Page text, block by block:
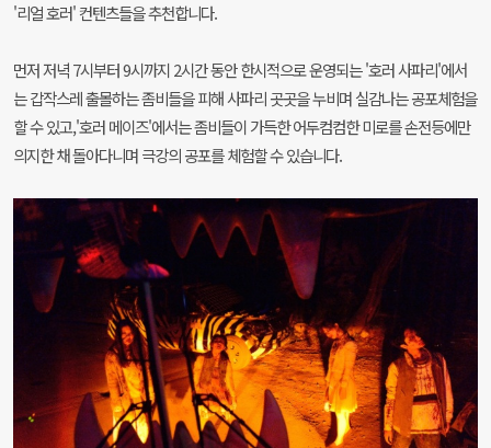
'리얼 호러' 컨텐츠들을 추천합니다.
먼저 저녁 7시부터 9시까지 2시간 동안 한시적으로 운영되는 '호러 사파리'에서
는 갑작스레 출몰하는 좀비들을 피해 사파리 곳곳을 누비며 실감나는 공포체험을
할 수 있고,'호러 메이즈'에서는 좀비들이 가득한 어두컴컴한 미로를 손전등에만
의지한 채 돌아다니며 극강의 공포를 체험할 수 있습니다.